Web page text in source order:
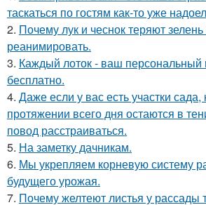
таскаться по гостям как-то уже
2. Почему лук и чеснок теряют
реанимировать.
3. Каждый лоток - ваш персональный
бесплатно.
4. Даже если у вас есть участки
протяжении всего дня остаются в
повод расстраиваться.
5. На заметку дачникам.
6. Мы укрепляем корневую систему
будущего урожая.
7. Почему желтеют листья у рассады